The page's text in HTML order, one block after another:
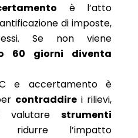
è l’atto
di imposte,
Se non viene
60 giorni diventa
e accertamento è
contraddire i rilievi,
valutarestrumenti
ridurre l’impatto